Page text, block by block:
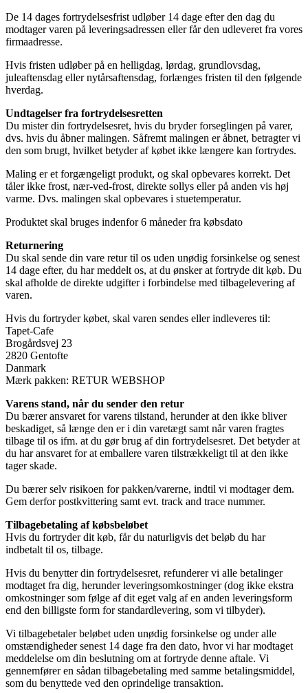
De 14 dages fortrydelsesfrist udløber 14 dage efter den dag du
modtager varen på leveringsadressen eller får den udleveret fra vores
firmaadresse.
Hvis fristen udløber på en helligdag, lørdag, grundlovsdag,
juleaftensdag eller nytårsaftensdag, forlænges fristen til den følgende
hverdag.
Undtagelser fra fortrydelsesretten
Du mister din fortrydelsesret, hvis du bryder forseglingen på varer,
dvs. hvis du åbner malingen. Såfremt malingen er åbnet, betragter vi
den som brugt, hvilket betyder af købet ikke længere kan fortrydes.
Maling er et forgængeligt produkt, og skal opbevares korrekt. Det
tåler ikke frost, nær-ved-frost, direkte sollys eller på anden vis høj
varme. Dvs. malingen skal opbevares i stuetemperatur.
Produktet skal bruges indenfor 6 måneder fra købsdato
Returnering
Du skal sende din vare retur til os uden unødig forsinkelse og senest
14 dage efter, du har meddelt os, at du ønsker at fortryde dit køb. Du
skal afholde de direkte udgifter i forbindelse med tilbagelevering af
varen.
Hvis du fortryder købet, skal varen sendes eller indleveres til:
Tapet-Cafe
Brogårdsvej 23
2820 Gentofte
Danmark
Mærk pakken: RETUR WEBSHOP
Varens stand, når du sender den retur
Du bærer ansvaret for varens tilstand, herunder at den ikke bliver
beskadiget, så længe den er i din varetægt samt når varen fragtes
tilbage til os ifm. at du gør brug af din fortrydelsesret. Det betyder at
du har ansvaret for at emballere varen tilstrækkeligt til at den ikke
tager skade.
Du bærer selv risikoen for pakken/varerne, indtil vi modtager dem.
Gem derfor postkvittering samt evt. track and trace nummer.
Tilbagebetaling af købsbeløbet
Hvis du fortryder dit køb, får du naturligvis det beløb du har
indbetalt til os, tilbage.
Hvis du benytter din fortrydelsesret, refunderer vi alle betalinger
modtaget fra dig, herunder leveringsomkostninger (dog ikke ekstra
omkostninger som følge af dit eget valg af en anden leveringsform
end den billigste form for standardlevering, som vi tilbyder).
Vi tilbagebetaler beløbet uden unødig forsinkelse og under alle
omstændigheder senest 14 dage fra den dato, hvor vi har modtaget
meddelelse om din beslutning om at fortryde denne aftale. Vi
gennemfører en sådan tilbagebetaling med samme betalingsmiddel,
som du benyttede ved den oprindelige transaktion.